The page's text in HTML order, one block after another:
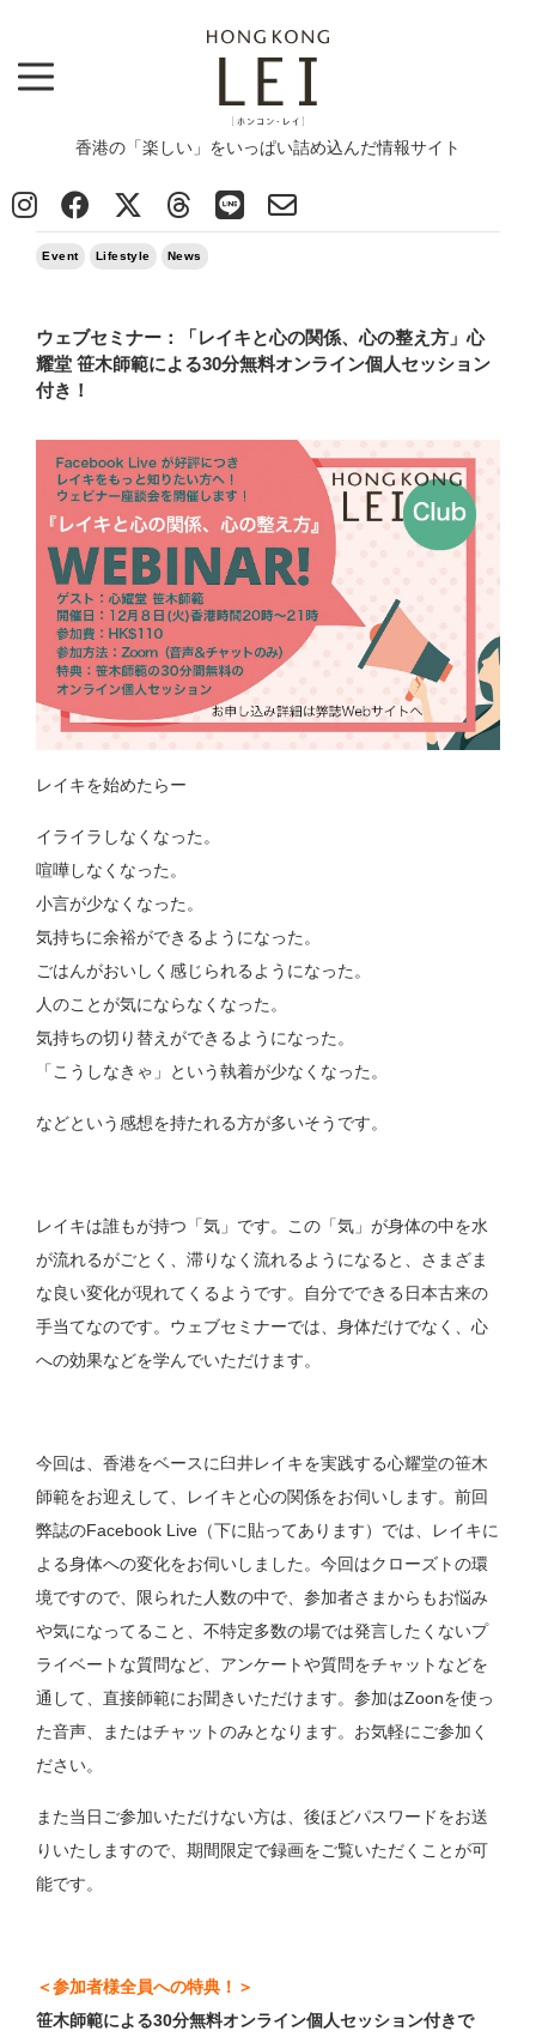
香港の「楽しい」をいっぱい詰め込んだ情報サイト
News > Event
>
2020/11/12
Event Lifestyle News
ウェブセミナー：「レイキと心の関係、心の整え方」心
耀堂 笹木師範による30分無料オンライン個人セッション
付き！
レイキを始めたらー
イライラしなくなった。
喧嘩しなくなった。
小言が少なくなった。
気持ちに余裕ができるようになった。
ごはんがおいしく感じられるようになった。
人のことが気にならなくなった。
気持ちの切り替えができるようになった。
「こうしなきゃ」という執着が少なくなった。
などという感想を持たれる方が多いそうです。
レイキは誰もが持つ「気」です。この「気」が身体の中を水
が流れるがごとく、滞りなく流れるようになると、さまざま
な良い変化が現れてくるようです。自分でできる日本古来の
手当てなのです。ウェブセミナーでは、身体だけでなく、心
への効果などを学んでいただけます。
今回は、香港をベースに臼井レイキを実践する心耀堂の笹木
師範をお迎えして、レイキと心の関係をお伺いします。前回
弊誌のFacebook Live（下に貼ってあります）では、レイキに
よる身体への変化をお伺いしました。今回はクローズトの環
境ですので、限られた人数の中で、参加者さまからもお悩み
や気になってること、不特定多数の場では発言したくないプ
ライベートな質問など、アンケートや質問をチャットなどを
通して、直接師範にお聞きいただけます。参加はZoonを使っ
た音声、またはチャットのみとなります。お気軽にご参加く
ださい。
また当日ご参加いただけない方は、後ほどパスワードをお送
りいたしますので、期間限定で録画をご覧いただくことが可
能です。
＜参加者様全員への特典！＞
笹木師範による30分無料オンライン個人セッション付きで